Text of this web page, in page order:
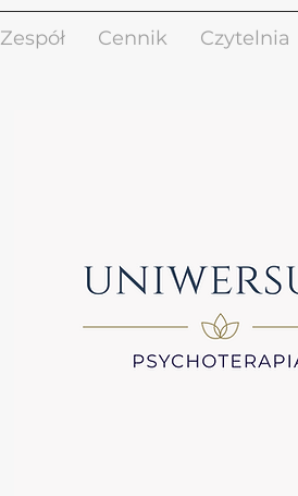
Zespół Cennik Czytelnia